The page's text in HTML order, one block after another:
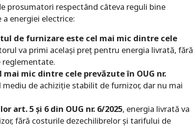
prosumatori respectând câteva reguli bine
energiei electrice:
de furnizare este cel mai mic dintre cele
va primi același preț pentru energia livrată, fără
reglementate.
mic dintre cele prevăzute în OUG nr.
de achiziție stabilit de furnizor, dar nu mai
art. 5 și 6 din OUG nr. 6/2025, energia livrată va
fără costurile dezechilibrelor și tarifului de